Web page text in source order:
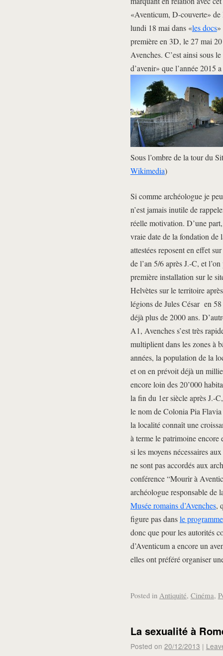
«Aventicum, D-couverte»
lundi 18 mai dans «les docs»
première en 3D, le 27 mai
Avenches. C’est ainsi sous
d’avenir» que l’année 2015
Sous l’ombre de la tour du
Wikimedia)
Si comme archéologue je
n’est jamais inutile de
réelle motivation. D’une
vraie date de la fondation de
attestées reposent en effet
de l’an 5/6 après J.-C, et
première installation sur le
Helvètes sur le territoire
légions de Jules César en
déjà plus de 2000 ans.
A1, Avenches s’est très
multiplient dans les zones à
années, la population de la
et on en prévoit déjà un
encore loin des 20’000
la fin du 1er siècle après J.-
le nom de Colonia Pia
la localité connaît une
à terme le patrimoine encore
si les moyens nécessaires
ne sont pas accordés aux
conférence “Mourir à
archéologue responsable de
Musée romains d’Avenches,
figure pas dansle
donc que pour les autorités
d’Aventicum a encore un
elles ont préféré organiser
Posted in Antiquité, Cinéma,
La sexualité à
Posted on 20/12/2013 |